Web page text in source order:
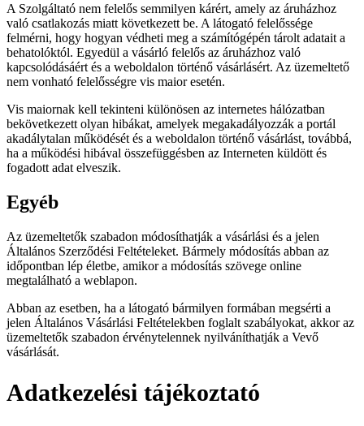
A Szolgáltató nem felelős semmilyen kárért, amely az áruházhoz
való csatlakozás miatt következett be. A látogató felelőssége
felmérni, hogy hogyan védheti meg a számítógépén tárolt adatait a
behatolóktól. Egyedül a vásárló felelős az áruházhoz való
kapcsolódásáért és a weboldalon történő vásárlásért. Az üzemeltető
nem vonható felelősségre vis maior esetén.
Vis maiornak kell tekinteni különösen az internetes hálózatban
bekövetkezett olyan hibákat, amelyek megakadályozzák a portál
akadálytalan működését és a weboldalon történő vásárlást, továbbá,
ha a működési hibával összefüggésben az Interneten küldött és
fogadott adat elveszik.
Egyéb
Az üzemeltetők szabadon módosíthatják a vásárlási és a jelen
Általános Szerződési Feltételeket. Bármely módosítás abban az
időpontban lép életbe, amikor a módosítás szövege online
megtalálható a weblapon.
Abban az esetben, ha a látogató bármilyen formában megsérti a
jelen Általános Vásárlási Feltételekben foglalt szabályokat, akkor az
üzemeltetők szabadon érvénytelennek nyilváníthatják a Vevő
vásárlását.
Adatkezelési tájékoztató